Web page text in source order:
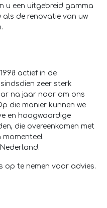
u een uitgebreid gamma
de renovatie van uw
actief in de
zeer sterk
na jaar naar om ons
die manier kunnen we
en hoogwaardige
die overeenkomen met
momenteel
op te nemen voor advies.